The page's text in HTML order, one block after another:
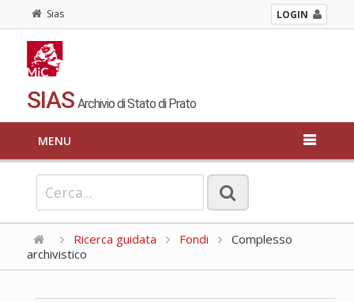
Sias LOGIN
SIAS Archivio di Stato di Prato
MENU
Ricerca guidata Fondi
Complesso
archivistico